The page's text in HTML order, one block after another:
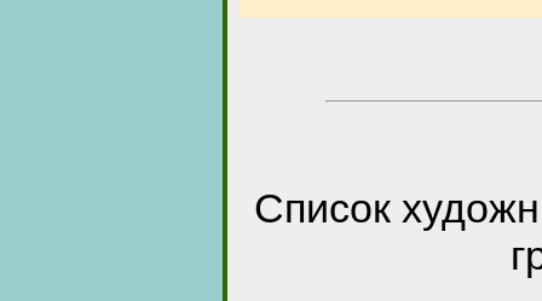
Список